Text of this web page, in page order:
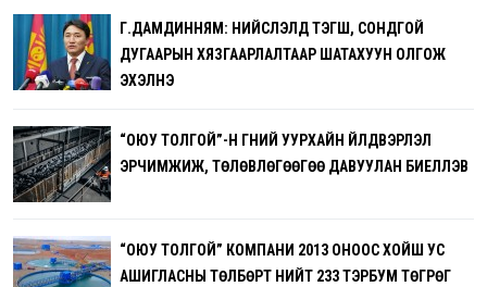
Г.ДАМДИННЯМ: НИЙСЛЭЛД ТЭГШ, СОНДГОЙ
ДУГААРЫН ХЯЗГААРЛАЛТААР ШАТАХУУН ОЛГОЖ
ЭХЭЛНЭ
“ОЮУ ТОЛГОЙ”-Н ГҮНИЙ УУРХАЙН ҮЙЛДВЭРЛЭЛ
ЭРЧИМЖИЖ, ТӨЛӨВЛӨГӨӨГӨӨ ДАВУУЛАН БИЕЛҮҮЛЭВ
“ОЮУ ТОЛГОЙ” КОМПАНИ 2013 ОНООС ХОЙШ УС
АШИГЛАСНЫ ТӨЛБӨРТ НИЙТ 233 ТЭРБУМ ТӨГРӨГ